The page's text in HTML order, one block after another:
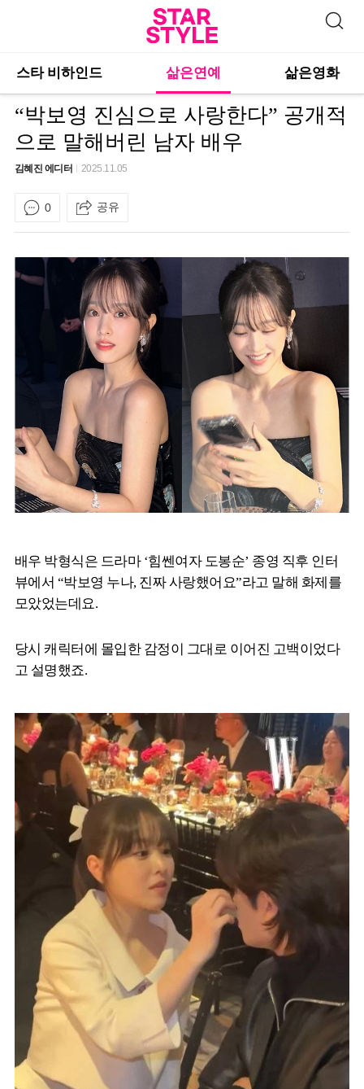
스타 비하인드 삶은연예 삶은영화
“박보영 진심으로 사랑한다” 공개적
으로 말해버린 남자 배우
김혜진 에디터 2025.11.05
0 공유
배우 박형식은 드라마 ‘힘쎈여자 도봉순’ 종영 직후 인터
뷰에서 “박보영 누나, 진짜 사랑했어요”라고 말해 화제를
모았었는데요.
당시 캐릭터에 몰입한 감정이 그대로 이어진 고백이었다
고 설명했죠.